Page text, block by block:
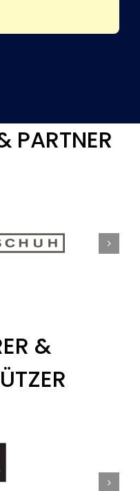
PARTNER
&